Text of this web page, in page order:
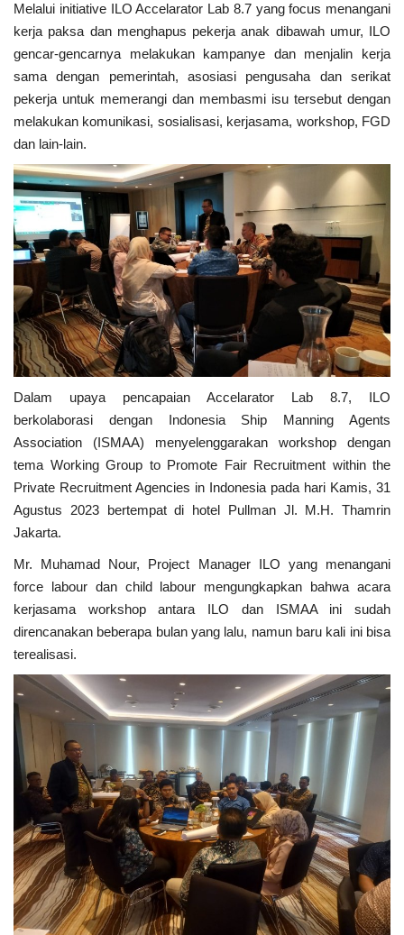
Melalui initiative ILO Accelarator Lab 8.7 yang focus menangani
kerja paksa dan menghapus pekerja anak dibawah umur, ILO
gencar-gencarnya melakukan kampanye dan menjalin kerja
sama dengan pemerintah, asosiasi pengusaha dan serikat
pekerja untuk memerangi dan membasmi isu tersebut dengan
melakukan komunikasi, sosialisasi, kerjasama, workshop, FGD
dan lain-lain.
Dalam upaya pencapaian Accelarator Lab 8.7, ILO
berkolaborasi dengan Indonesia Ship Manning Agents
Association (ISMAA) menyelenggarakan workshop dengan
tema Working Group to Promote Fair Recruitment within the
Private Recruitment Agencies in Indonesia pada hari Kamis, 31
Agustus 2023 bertempat di hotel Pullman Jl. M.H. Thamrin
Jakarta.
Mr. Muhamad Nour, Project Manager ILO yang menangani
force labour dan child labour mengungkapkan bahwa acara
kerjasama workshop antara ILO dan ISMAA ini sudah
direncanakan beberapa bulan yang lalu, namun baru kali ini bisa
terealisasi.